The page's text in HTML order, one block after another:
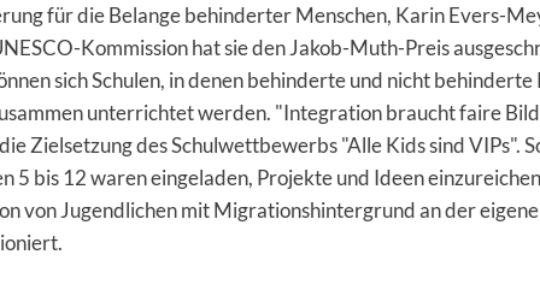
für die Belange behinderter Menschen, Karin Evers-
Kommission hat sie den Jakob-Muth-Preis
sich Schulen, in denen behinderte und nicht
unterrichtet werden. "Integration braucht faire
Zielsetzung des Schulwettbewerbs "Alle Kids sind VIPs".
5 bis 12 waren eingeladen, Projekte und Ideen
von Ju­gendlichen mit Migrationshintergrund an der